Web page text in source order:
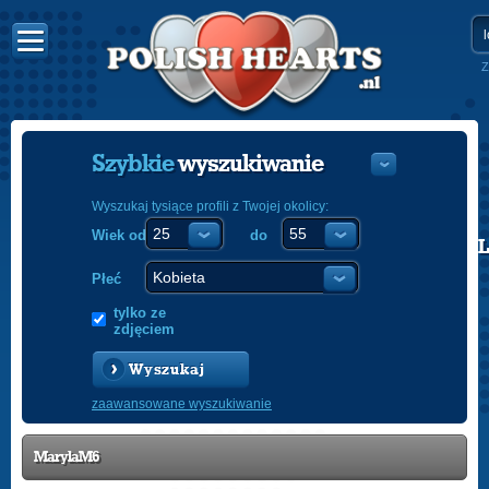
POLISH
Szybkiewyszukiwanie
Wyszukaj tysiące profili z Twojej okolicy:
Wiek od do
Płeć
tylko ze
zdjęciem
Wyszukaj
zaawansowane wyszukiwanie
MarylaM6